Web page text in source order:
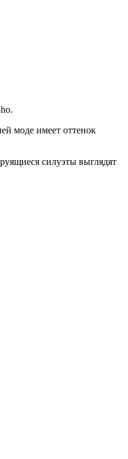
моде имеет оттенок
силуэты выглядят